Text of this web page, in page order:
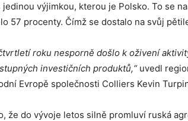
jedinou výjimkou, kterou je Polsko. To se
57 procenty. Čímž se dostalo na svůj
roku nesporně došlo k oživení
investičních produktů,“ uvedl
Evropě společnosti Colliers Kevin
že do vývoje letos silně promluví ruská